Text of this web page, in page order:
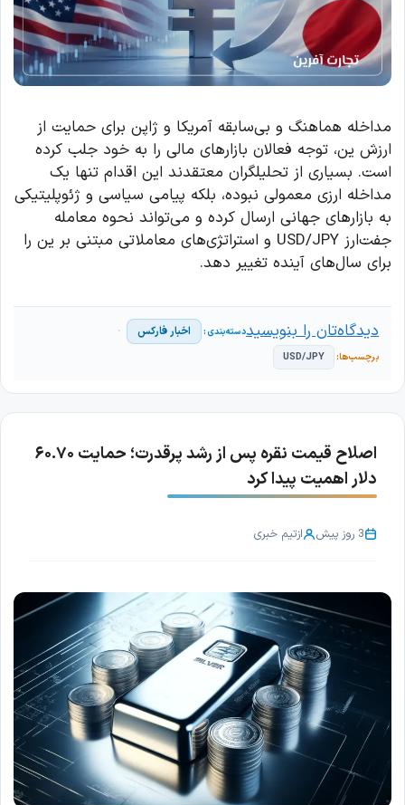
مداخله هماهنگ و بی‌سابقه آمریکا و ژاپن برای حمایت از
ارزش ین، توجه فعالان بازارهای مالی را به خود جلب کرده
است. بسیاری از تحلیلگران معتقدند این اقدام تنها یک
مداخله ارزی معمولی نبوده، بلکه پیامی سیاسی و ژئوپلیتیکی
به بازارهای جهانی ارسال کرده و می‌تواند نحوه معامله
جفت‌ارز USD/JPY و استراتژی‌های معاملاتی مبتنی بر ین را
برای سال‌های آینده تغییر دهد.
اخبار فارکس
USD/JPY
دیدگاه‌تان را بنویسید
اصلاح قیمت نقره پس از رشد پرقدرت؛ حمایت ۶۰.۷۰
دلار اهمیت پیدا کرد
3 روز پیش ازتیم خبری